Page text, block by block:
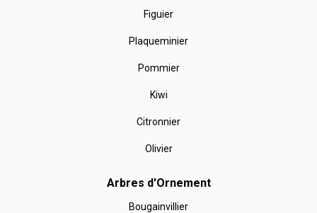
Figuier
Plaqueminier
Pommier
Kiwi
Citronnier
Olivier
Arbres d'Ornement
Bougainvillier